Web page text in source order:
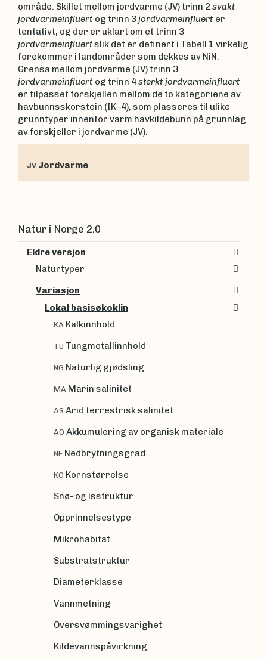
område. Skillet mellom jordvarme (JV) trinn 2 svakt
jordvarmeinfluert og trinn 3jordvarmeinfluert er
tentativt, og der er uklart om et trinn 3
jordvarmeinfluertslik det er definert i Tabell 1 virkelig
forekommer i landområder som dekkes av NiN.
Grensa mellom jordvarme (JV) trinn 3
jordvarmeinfluert og trinn 4sterkt jordvarmeinfluert
er tilpasset forskjellen mellom de to kategoriene av
havbunnsskorstein (IK–4), som plasseres til ulike
grunntyper innenfor varm havkildebunn på grunnlag
av forskjeller i jordvarme (JV).
JV Jordvarme
Natur i Norge 2.0
Eldre versjon
Naturtyper
Variasjon
Lokal basisøkoklin
KA Kalkinnhold
TU Tungmetallinnhold
NG Naturlig gjødsling
MA Marin salinitet
AS Arid terrestrisk salinitet
AO Akkumulering av organisk materiale
NE Nedbrytningsgrad
KO Kornstørrelse
Snø- og isstruktur
Opprinnelsestype
Mikrohabitat
Substratstruktur
Diameterklasse
Vannmetning
Oversvømmingsvarighet
Kildevannspåvirkning